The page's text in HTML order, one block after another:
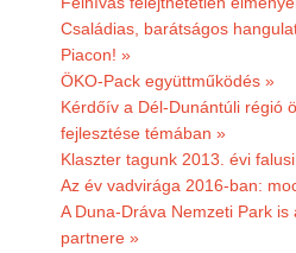
Családias, barátságos
Piacon! »
ÖKO-Pack együttműködés »
Kérdőív a Dél-Dunántúli régió
fejlesztése témában »
Klaszter tagunk 2013. évi
Az év vadvirága 2016-ban:
A Duna-Dráva Nemzeti Park
partnere »